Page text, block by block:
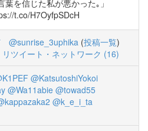
を信じた私が悪かった｡」
t.co/H7OyfpSDcH
@sunrise_3uphika (投稿一覧)
リツイート・ネットワーク (16)
@KatsutoshiYokoi
@Wa11abie @towad55
@k_e_i_ta